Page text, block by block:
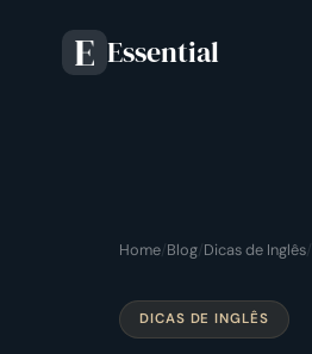
E Essential
Home Blog Dicas de Inglês
DICAS DE INGLÊS